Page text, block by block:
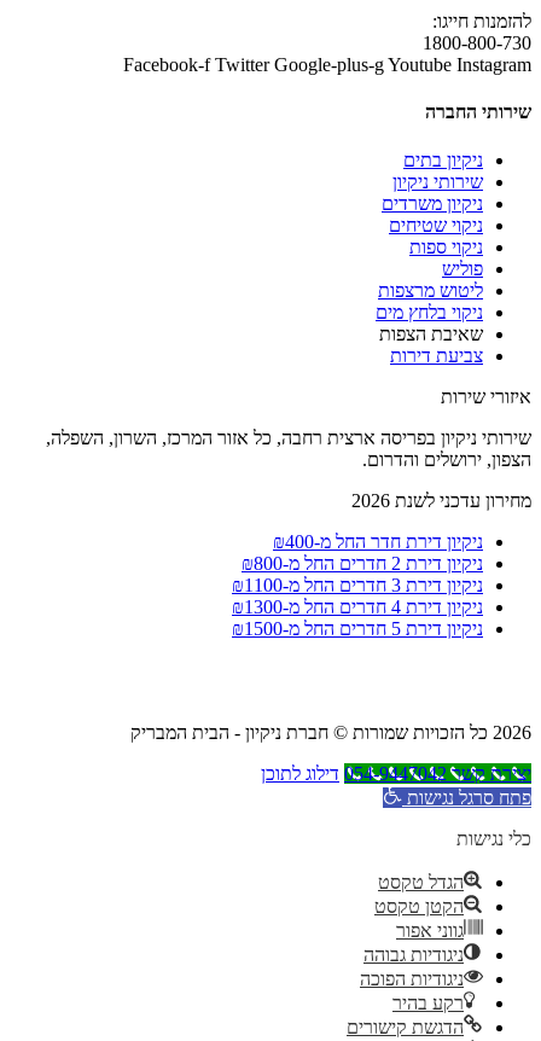
להזמנות חייגו:
1800-800-730
Facebook-f Twitter Google-plus-gYoutube Instagram
שירותי החברה
ניקיון בתים
שירותי ניקיון
ניקיון משרדים
ניקוי שטיחים
ניקוי ספות
פוליש
ליטוש מרצפות
ניקוי בלחץ מים
שאיבת הצפות
צביעת דירות
איזורי שירות
שירותי ניקיון בפריסה ארצית רחבה, כל אזור המרכז, השרון, השפלה,
הצפון, ירושלים והדרום.
מחירון עדכני לשנת 2026
ניקיון דירת חדר החל מ-₪400
ניקיון דירת 2 חדרים החל מ-₪800
ניקיון דירת 3 חדרים החל מ-₪1100
ניקיון דירת 4 חדרים החל מ-₪1300
ניקיון דירת 5 חדרים החל מ-₪1500
2026 כל הזכויות שמורות © חברת ניקיון - הבית המבריק
יצירת קשר 054-9447042
דילוג לתוכן
פתח סרגל נגישות
כלי נגישות
הגדל טקסט
הקטן טקסט
גווני אפור
ניגודיות גבוהה
ניגודיות הפוכה
רקע בהיר
הדגשת קישורים